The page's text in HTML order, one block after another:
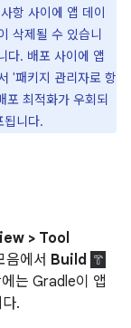
항 사이에 앱 데이
삭제될 수 있습니
다. 배포 사이에 앱
'패키지 관리자로 항
포 최적화가 우회되
됩니다.
> Tool
음에서 Build
는 Gradle이 앱
.